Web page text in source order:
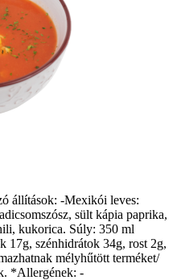
állítások: -Mexikói leves:
sült kápia paprika,
kukorica. Súly: 350 ml
17g, szénhidrátok 34g, rost 2g,
mélyhűtött terméket/
*Allergének: -